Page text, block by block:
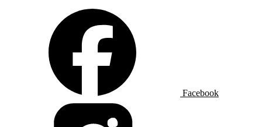
Facebook